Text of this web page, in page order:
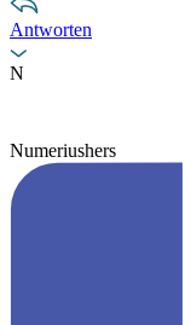
Antworten
N
Numeriushers